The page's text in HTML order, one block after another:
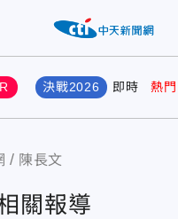
決戰2026 即時 熱門
陳長文
關報導